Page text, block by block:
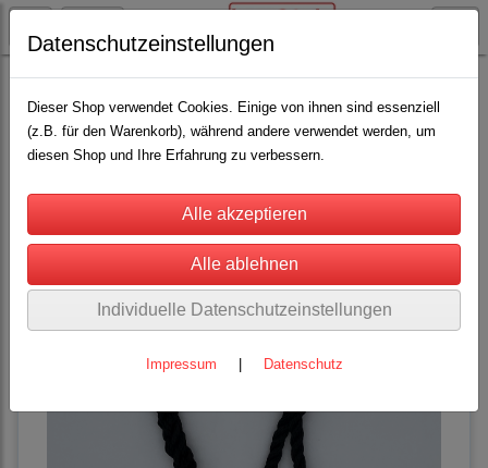
Lama / Alpaka Halfter und Stricke(12)
Sortierung wählen
Datenschutzeinstellungen
Dieser Shop verwendet Cookies. Einige von ihnen sind essenziell
(z.B. für den Warenkorb), während andere verwendet werden, um
diesen Shop und Ihre Erfahrung zu verbessern.
Individuelle Datenschutzeinstellungen
Impressum Datenschutz